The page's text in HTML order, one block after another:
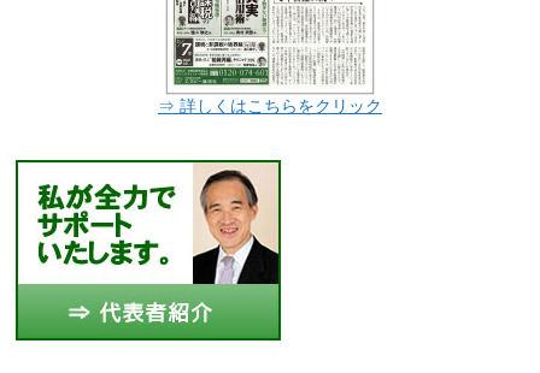
⇒ 詳しくはこちらをクリック